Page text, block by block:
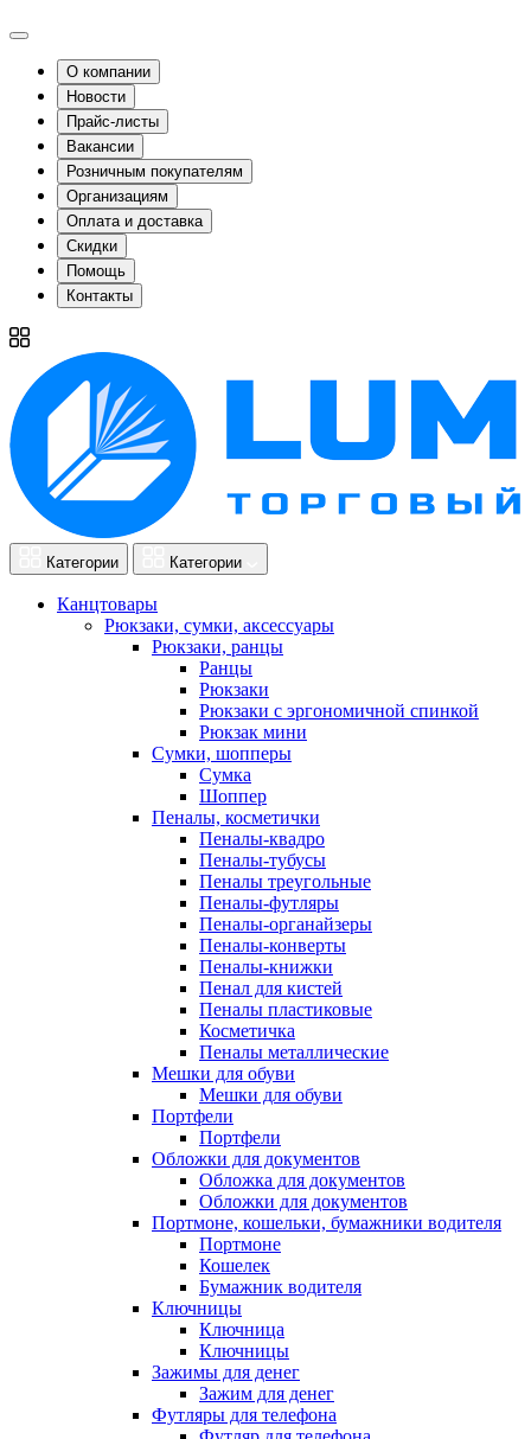
О компании
Новости
Прайс-листы
Вакансии
Розничным покупателям
Организациям
Оплата и доставка
Скидки
Помощь
Контакты
Категории Категории
Канцтовары
Рюкзаки, сумки, аксессуары
Рюкзаки, ранцы
Ранцы
Рюкзаки
Рюкзаки с эргономичной спинкой
Рюкзак мини
Сумки, шопперы
Сумка
Шоппер
Пеналы, косметички
Пеналы-квадро
Пеналы-тубусы
Пеналы треугольные
Пеналы-футляры
Пеналы-органайзеры
Пеналы-конверты
Пеналы-книжки
Пенал для кистей
Пеналы пластиковые
Косметичка
Пеналы металлические
Мешки для обуви
Мешки для обуви
Портфели
Портфели
Обложки для документов
Обложка для документов
Обложки для документов
Портмоне, кошельки, бумажники водителя
Портмоне
Кошелек
Бумажник водителя
Ключницы
Ключница
Ключницы
Зажимы для денег
Зажим для денег
Футляры для телефона